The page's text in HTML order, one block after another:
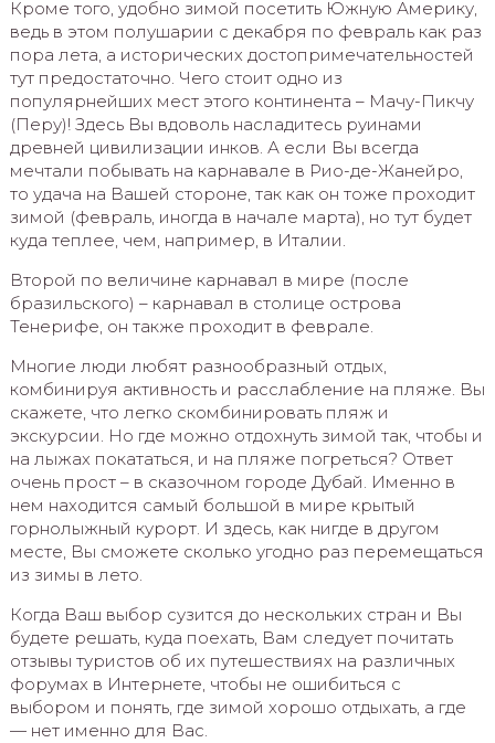
Кроме того, удобно зимой посетить Южную Америку,
ведь в этом полушарии с декабря по февраль как раз
пора лета, а исторических достопримечательностей
тут предостаточно. Чего стоит одно из
популярнейших мест этого континента – Мачу-Пикчу
(Перу)! Здесь Вы вдоволь насладитесь руинами
древней цивилизации инков. А если Вы всегда
мечтали побывать на карнавале в Рио-де-Жанейро,
то удача на Вашей стороне, так как он тоже проходит
зимой (февраль, иногда в начале марта), но тут будет
куда теплее, чем, например, в Италии.
Второй по величине карнавал в мире (после
бразильского) – карнавал в столице острова
Тенерифе, он также проходит в феврале.
Многие люди любят разнообразный отдых,
комбинируя активность и расслабление на пляже. Вы
скажете, что легко скомбинировать пляж и
экскурсии. Но где можно отдохнуть зимой так, чтобы и
на лыжах покататься, и на пляже погреться? Ответ
очень прост – в сказочном городе Дубай. Именно в
нем находится самый большой в мире крытый
горнолыжный курорт. И здесь, как нигде в другом
месте, Вы сможете сколько угодно раз перемещаться
из зимы в лето.
Когда Ваш выбор сузится до нескольких стран и Вы
будете решать, куда поехать, Вам следует почитать
отзывы туристов об их путешествиях на различных
форумах в Интернете, чтобы не ошибиться с
выбором и понять, где зимой хорошо отдыхать, а где
— нет именно для Вас.